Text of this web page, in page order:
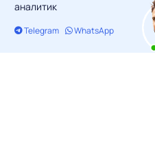
аналитик
Telegram WhatsApp